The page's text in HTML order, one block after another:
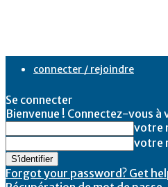
connecter / rejoindre
Se connecter
Bienvenue ! Connectez-vous à
votre
votre
Forgot your password? Get